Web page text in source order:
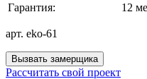
Гарантия:
12
арт. eko-61
Вызвать замерщика
Рассчитать свой проект